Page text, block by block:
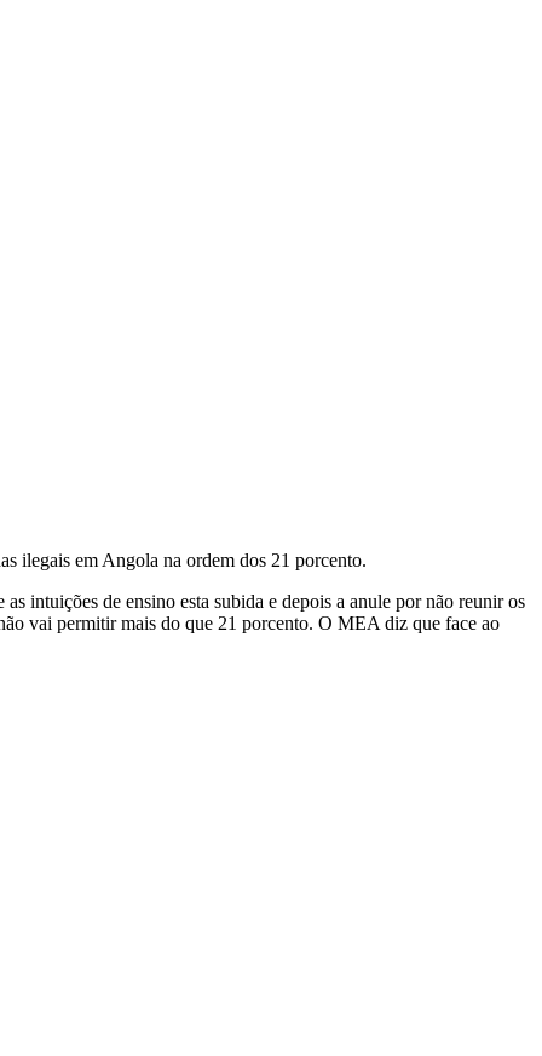
ilegais em Angola na ordem dos 21 porcento.
intuições de ensino esta subida e depois a anule por não reunir os
vai permitir mais do que 21 porcento. O MEA diz que face ao